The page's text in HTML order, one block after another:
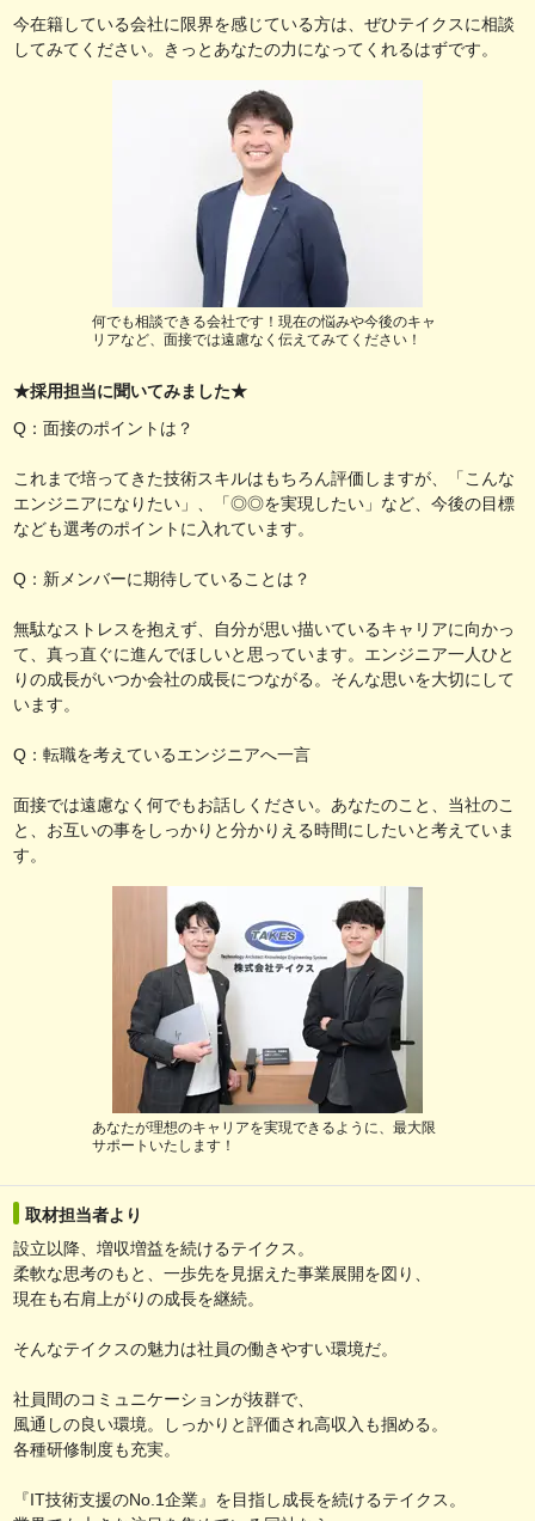
今在籍している会社に限界を感じている方は、ぜひテイクスに相談
してみてください。きっとあなたの力になってくれるはずです。
何でも相談できる会社です！現在の悩みや今後のキャ
リアなど、面接では遠慮なく伝えてみてください！
★採用担当に聞いてみました★
Q：面接のポイントは？
これまで培ってきた技術スキルはもちろん評価しますが、「こんな
エンジニアになりたい」、「◎◎を実現したい」など、今後の目標
なども選考のポイントに入れています。
Q：新メンバーに期待していることは？
無駄なストレスを抱えず、自分が思い描いているキャリアに向かっ
て、真っ直ぐに進んでほしいと思っています。エンジニア一人ひと
りの成長がいつか会社の成長につながる。そんな思いを大切にして
います。
Q：転職を考えているエンジニアへ一言
面接では遠慮なく何でもお話しください。あなたのこと、当社のこ
と、お互いの事をしっかりと分かりえる時間にしたいと考えていま
す。
あなたが理想のキャリアを実現できるように、最大限
サポートいたします！
取材担当者より
設立以降、増収増益を続けるテイクス。
柔軟な思考のもと、一歩先を見据えた事業展開を図り、
現在も右肩上がりの成長を継続。
そんなテイクスの魅力は社員の働きやすい環境だ。
社員間のコミュニケーションが抜群で、
風通しの良い環境。しっかりと評価され高収入も掴める。
各種研修制度も充実。
『IT技術支援のNo.1企業』を目指し成長を続けるテイクス。